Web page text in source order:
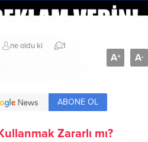
ne oldu ki 1
A+ A-
ABONE OL
Zararlı mı?